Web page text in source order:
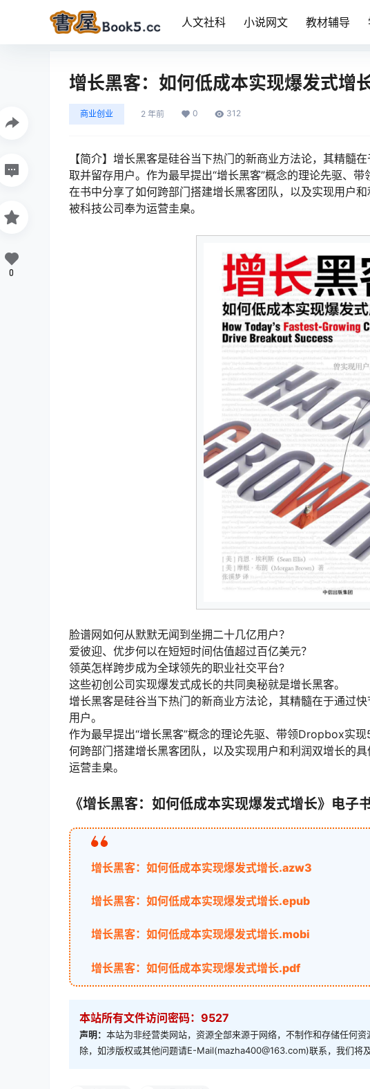
人文社科 小说网文 教材辅导
增长黑客：如何低成本实现爆发式增
商业创业 2 年前 0 312
【简介】增长黑客是硅谷当下热门的新商业方法论，其精髓
取并留存用户。作为最早提出“增长黑客”概念的理论先驱、
在书中分享了如何跨部门搭建增长黑客团队，以及实现用户
被科技公司奉为运营圭臬。
脸谱网如何从默默无闻到坐拥二十几亿用户？
爱彼迎、优步何以在短短时间估值超过百亿美元？
领英怎样跨步成为全球领先的职业社交平台?
这些初创公司实现爆发式成长的共同奥秘就是增长黑客。
增长黑客是硅谷当下热门的新商业方法论，其精髓在于通过
用户。
作为最早提出“增长黑客”概念的理论先驱、带领Dropbox实
何跨部门搭建增长黑客团队，以及实现用户和利润双增长的
运营圭臬。
《增长黑客：如何低成本实现爆发式增长》电子
增长黑客：如何低成本实现爆发式增长.azw3
增长黑客：如何低成本实现爆发式增长.epub
增长黑客：如何低成本实现爆发式增长.mobi
增长黑客：如何低成本实现爆发式增长.pdf
本站所有文件访问密码：9527
声明： 本站为非经营类网站，资源全部来源于网络，不制作和存储任何
除，如涉版权或其他问题请E-Mail(mazha400@163.com)联系，我们将
0